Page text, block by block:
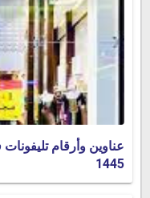
عناوين وأرقام
1445